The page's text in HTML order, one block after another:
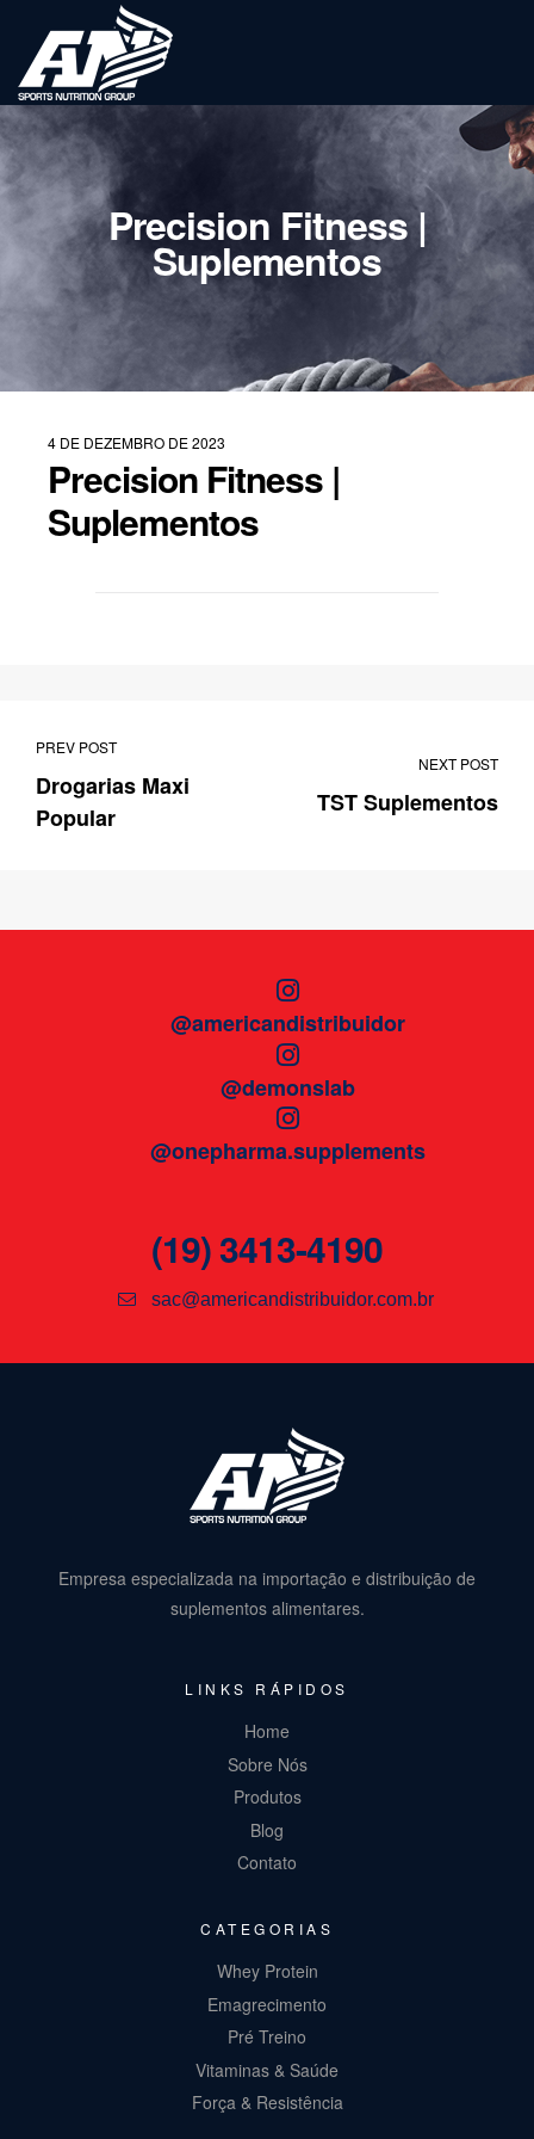
Precision Fitness |
Suplementos
4 DE DEZEMBRO DE 2023
Precision Fitness |
Suplementos
PREV POST
Drogarias Maxi
Popular
NEXT POST
TST Suplementos
@americandistribuidor
@demonslab
@onepharma.supplements
(19) 3413-4190
sac@americandistribuidor.com.br
Empresa especializada na importação e distribuição de
suplementos alimentares.
LINKS RÁPIDOS
Home
Sobre Nós
Produtos
Blog
Contato
CATEGORIAS
Whey Protein
Emagrecimento
Pré Treino
Vitaminas & Saúde
Força & Resistência